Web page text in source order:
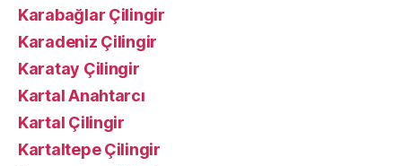
Karabağlar Çilingir
Karadeniz Çilingir
Karatay Çilingir
Kartal Anahtarcı
Kartal Çilingir
Kartaltepe Çilingir